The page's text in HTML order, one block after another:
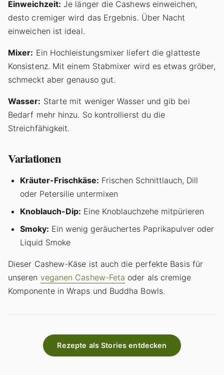
Einweichzeit: Je länger die Cashews einweichen,
desto cremiger wird das Ergebnis. Über Nacht
einweichen ist ideal.
Mixer: Ein Hochleistungsmixer liefert die glatteste
Konsistenz. Mit einem Stabmixer wird es etwas gröber,
schmeckt aber genauso gut.
Wasser: Starte mit weniger Wasser und gib bei
Bedarf mehr hinzu. So kontrollierst du die
Streichfähigkeit.
Variationen
Kräuter-Frischkäse: Frischen Schnittlauch, Dill
oder Petersilie untermixen
Knoblauch-Dip: Eine Knoblauchzehe mitpürieren
Smoky: Ein wenig geräuchertes Paprikapulver oder
Liquid Smoke
Dieser Cashew-Käse ist auch die perfekte Basis für
unseren veganen Cashew-Feta oder als cremige
Komponente in Wraps und Buddha Bowls.
Rezepte als Stories entdecken